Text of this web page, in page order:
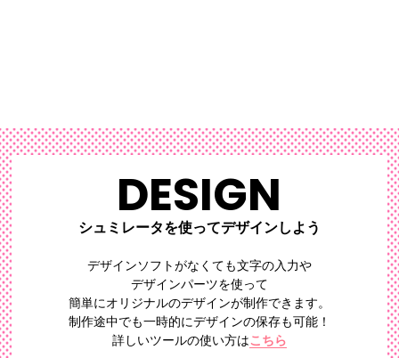
DESIGN
シュミレータを使ってデザインしよう
デザインソフトがなくても文字の入力や
デザインパーツを使って
簡単にオリジナルのデザインが制作できます。
制作途中でも一時的にデザインの保存も可能！
詳しいツールの使い方はこちら